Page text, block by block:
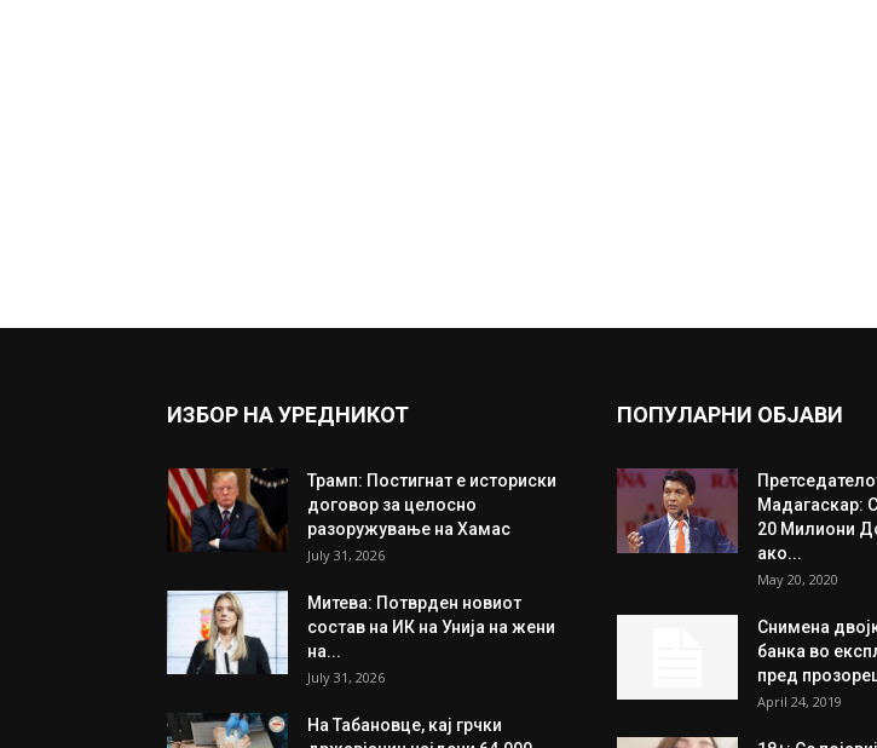
ИЗБОР НА УРЕДНИКОТ
Трамп: Постигнат е историски
договор за целосно
разоружување на Хамас
July 31, 2026
Митева: Потврден новиот
состав на ИК на Унија на жени
на...
July 31, 2026
На Табановце, кај грчки
ПОПУЛАРНИ ОБЈАВИ
Мадагаскар:
20 Милиони
ако...
May 20, 2020
Снимена
банка во
пред
April 24, 2019